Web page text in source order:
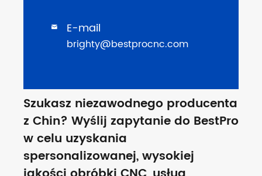
 E-mail
brighty@bestprocnc.com
Szukasz niezawodnego producenta
z Chin? Wyślij zapytanie do BestPro
w celu uzyskania
spersonalizowanej, wysokiej